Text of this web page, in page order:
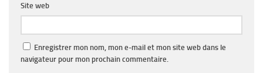
Site web
Enregistrer mon nom, mon e-mail et mon site web dans le
navigateur pour mon prochain commentaire.